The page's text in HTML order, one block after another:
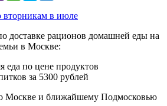
вторникам в июле
доставке рационов домашней еды на
в Москве:
еда по цене продуктов
за 5300 рублей
Москве и ближайшему Подмосковью